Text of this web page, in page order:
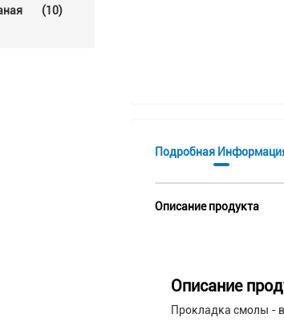
(10)
Подробная
Описание продукта
Описание
Прокладка смолы -